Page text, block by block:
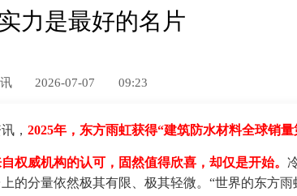
力是最好的名片
2026-07-07 09:23
， 2025年，东方雨虹获得“建筑防水材料全球销量
权威机构的认可，固然值得欣喜，却仅是开始。
的分量依然极其有限、极其轻微。“世界的东方雨